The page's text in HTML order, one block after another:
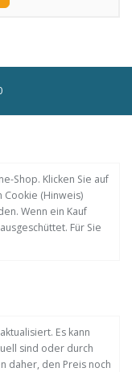
Shop. Klicken Sie auf
Cookie (Hinweis)
Wenn ein Kauf
Für Sie
Es kann
sind oder durch
daher, den Preis noch